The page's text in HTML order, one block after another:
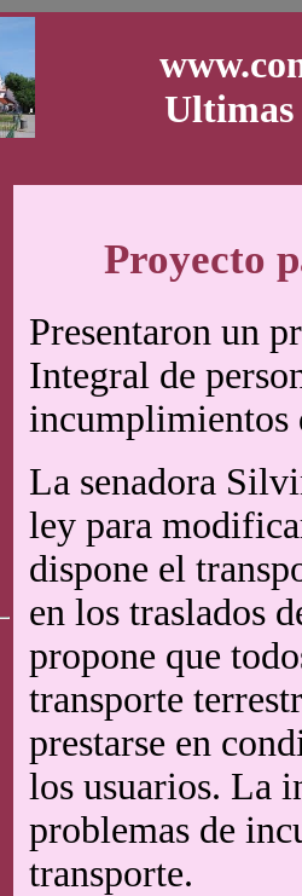
Ultimas
Proyecto
Presentaron un
Integral de
incumplimientos
La senadora
ley para
dispone el
en los traslados
propone que
transporte
prestarse en
los usuarios. La
problemas de
transporte.